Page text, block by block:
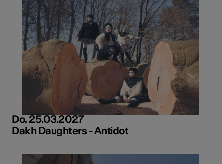
Do, 25.03.2027
Dakh Daughters - Antidot